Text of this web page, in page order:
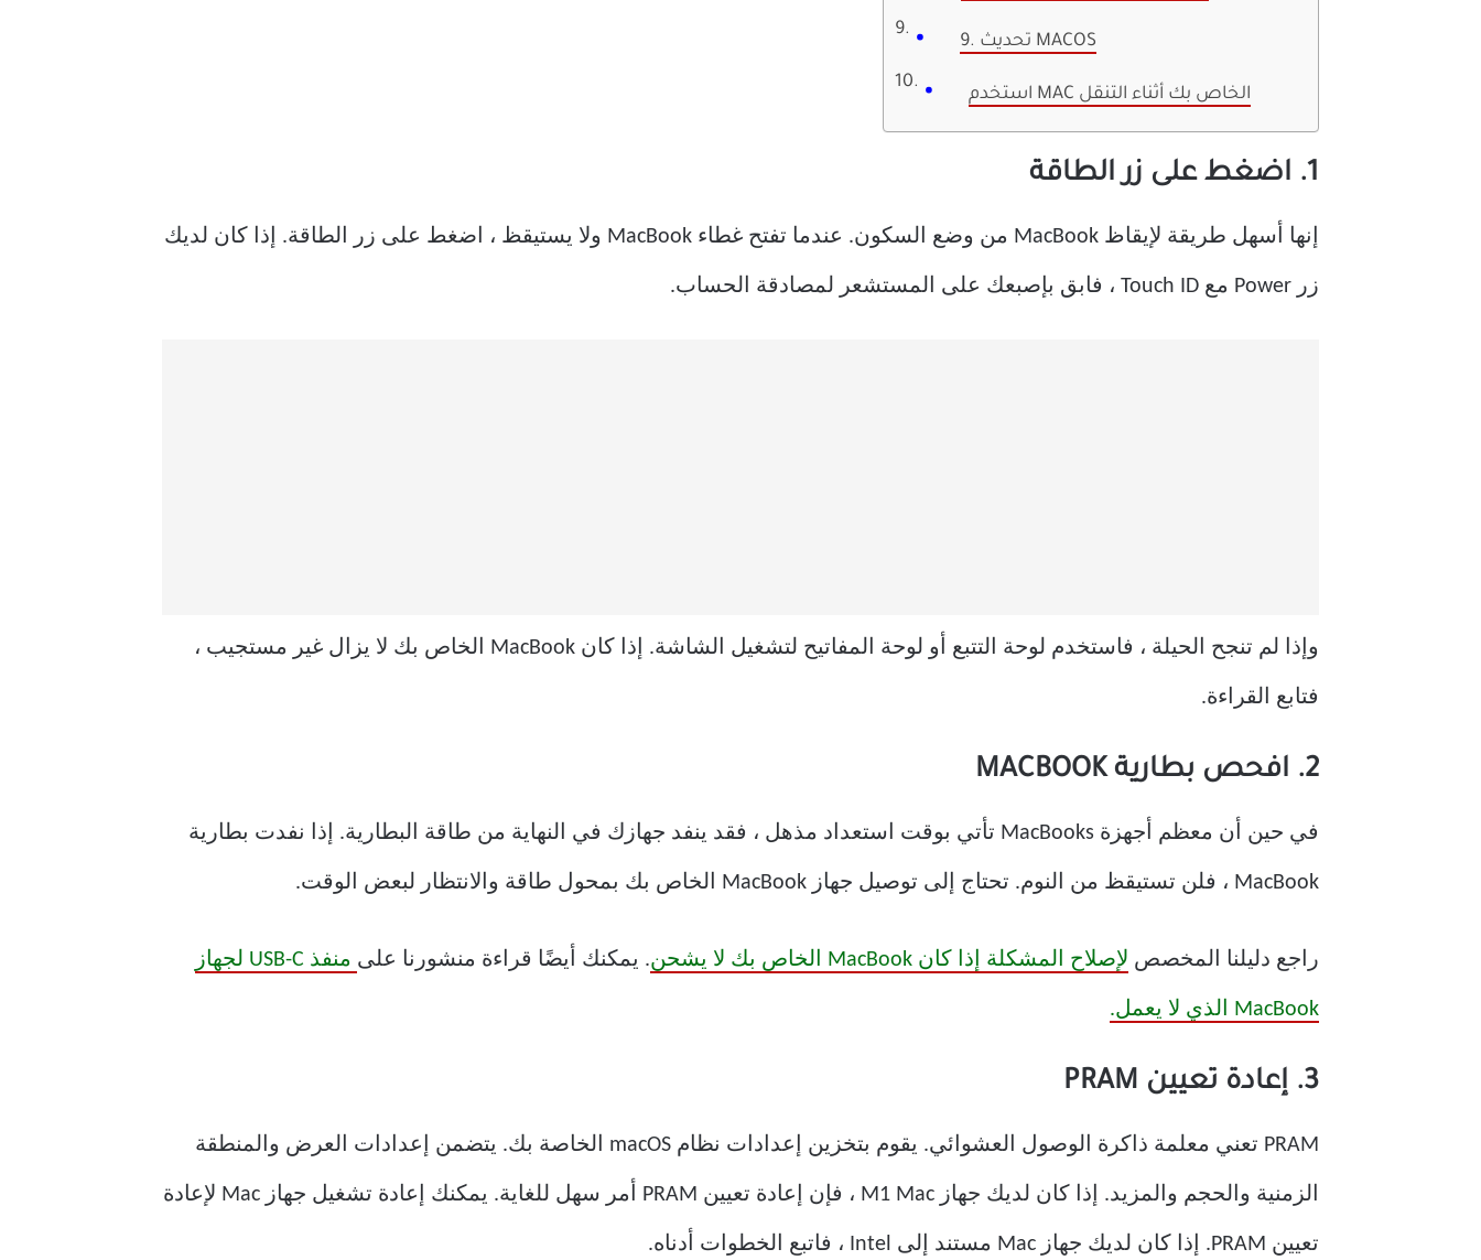
9. تحديث MACOS
استخدم MAC الخاص بك أثناء التنقل
1. اضغط على زر الطاقة
إنها أسهل طريقة لإيقاظ MacBook من وضع السكون. عندما تفتح غطاء MacBook ولا يستيقظ ، اضغط على زر الطاقة. إذا كان لديك
زر Power مع Touch ID ، فابق بإصبعك على المستشعر لمصادقة الحساب.
وإذا لم تنجح الحيلة ، فاستخدم لوحة التتبع أو لوحة المفاتيح لتشغيل الشاشة. إذا كان MacBook الخاص بك لا يزال غير مستجيب ،
فتابع القراءة.
2. افحص بطارية MACBOOK
في حين أن معظم أجهزة MacBooks تأتي بوقت استعداد مذهل ، فقد ينفد جهازك في النهاية من طاقة البطارية. إذا نفدت بطارية
MacBook ، فلن تستيقظ من النوم. تحتاج إلى توصيل جهاز MacBook الخاص بك بمحول طاقة والانتظار لبعض الوقت.
راجع دليلنا المخصص لإصلاح المشكلة إذا كان MacBook الخاص بك لا يشحن . يمكنك أيضًا قراءة منشورنا على منفذ USB-C لجهاز
MacBook الذي لا يعمل.
3. إعادة تعيين PRAM
PRAM تعني معلمة ذاكرة الوصول العشوائي. يقوم بتخزين إعدادات نظام macOS الخاصة بك. يتضمن إعدادات العرض والمنطقة
الزمنية والحجم والمزيد. إذا كان لديك جهاز M1 Mac ، فإن إعادة تعيين PRAM أمر سهل للغاية. يمكنك إعادة تشغيل جهاز Mac لإعادة
تعيين PRAM. إذا كان لديك جهاز Mac مستند إلى Intel ، فاتبع الخطوات أدناه.